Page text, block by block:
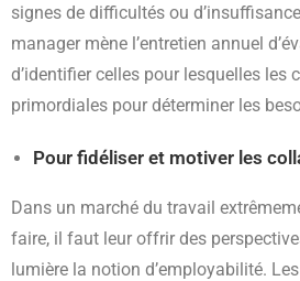
signes de difficultés ou
manager mène l’entretien annuel
d’identifier celles pour lesquelles
primordiales pour déterminer les
Pour fidéliser et motiver les
Dans un marché du travail
faire, il faut leur offrir des
lumière la notion d’employabilité.